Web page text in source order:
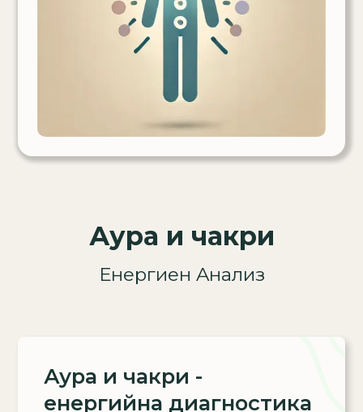
Аура и чакри
Енергиен Aнализ
Аура и чакри -
енергийна диагностика